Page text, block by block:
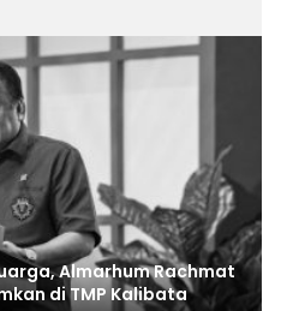
Almarhum Rachmat
di TMP Kalibata